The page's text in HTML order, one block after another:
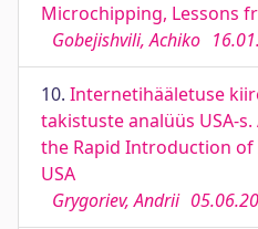
Microchipping, Lessons
Gobejishvili, Achiko
10. Internetihääletuse
takistuste analüüs USA-
the Rapid Introduction
USA
Grygoriev, Andrii